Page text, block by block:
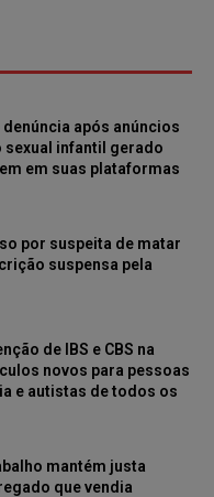
denúncia após anúncios
sexual infantil gerado
em suas plataformas
por suspeita de matar
suspensa pela
de IBS e CBS na
novos para pessoas
e autistas de todos os
mantém justa
que vendia